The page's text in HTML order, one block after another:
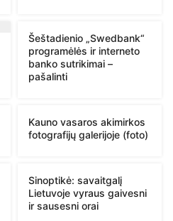
Šeštadienio „Swedbank“
programėlės ir interneto
banko sutrikimai –
pašalinti
Kauno vasaros akimirkos
fotografijų galerijoje (foto)
Sinoptikė: savaitgalį
Lietuvoje vyraus gaivesni
ir sausesni orai